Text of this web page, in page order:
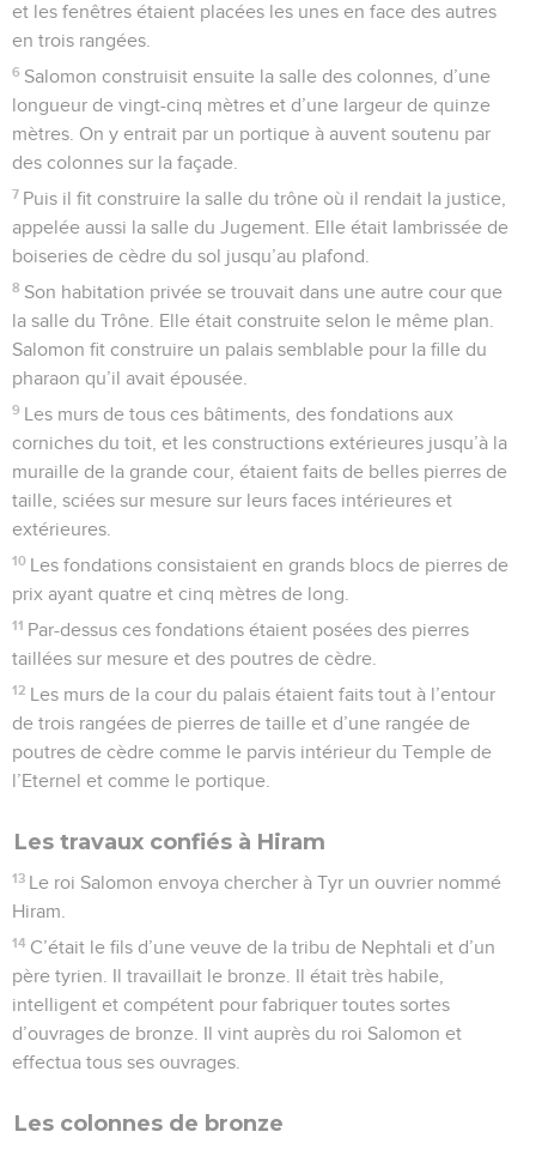
et les fenêtres étaient placées les unes en face des autres
en trois rangées.
6 Salomon construisit ensuite la salle des colonnes, d’une
longueur de vingt-cinq mètres et d’une largeur de quinze
mètres. On y entrait par un portique à auvent soutenu par
des colonnes sur la façade.
7 Puis il fit construire la salle du trône où il rendait la justice,
appelée aussi la salle du Jugement. Elle était lambrissée de
boiseries de cèdre du sol jusqu’au plafond.
8 Son habitation privée se trouvait dans une autre cour que
la salle du Trône. Elle était construite selon le même plan.
Salomon fit construire un palais semblable pour la fille du
pharaon qu’il avait épousée.
9 Les murs de tous ces bâtiments, des fondations aux
corniches du toit, et les constructions extérieures jusqu’à la
muraille de la grande cour, étaient faits de belles pierres de
taille, sciées sur mesure sur leurs faces intérieures et
extérieures.
10 Les fondations consistaient en grands blocs de pierres de
prix ayant quatre et cinq mètres de long.
11 Par-dessus ces fondations étaient posées des pierres
taillées sur mesure et des poutres de cèdre.
12 Les murs de la cour du palais étaient faits tout à l’entour
de trois rangées de pierres de taille et d’une rangée de
poutres de cèdre comme le parvis intérieur du Temple de
l’Eternel et comme le portique.
Les travaux confiés à Hiram
13 Le roi Salomon envoya chercher à Tyr un ouvrier nommé
Hiram.
14 C’était le fils d’une veuve de la tribu de Nephtali et d’un
père tyrien. Il travaillait le bronze. Il était très habile,
intelligent et compétent pour fabriquer toutes sortes
d’ouvrages de bronze. Il vint auprès du roi Salomon et
effectua tous ses ouvrages.
Les colonnes de bronze